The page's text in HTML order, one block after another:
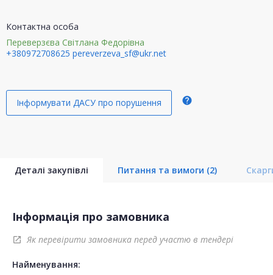
Контактна особа
Переверзєва Світлана Федорівна
+380972708625 pereverzeva_sf@ukr.net
Інформувати ДАСУ про порушення help
Деталі закупівлі Питання та вимоги (2)
Інформація про замовника
open_in_new Як перевірити замовника перед участю в тендері
Найменування: